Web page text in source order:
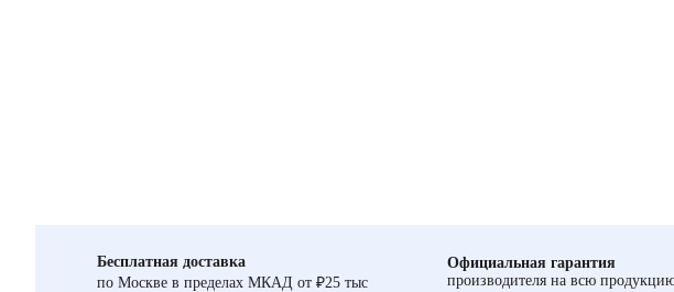
Бесплатная доставка
по Москве в пределах МКАД от ₽25 тыс
Официальная гарантия
производителя на всю